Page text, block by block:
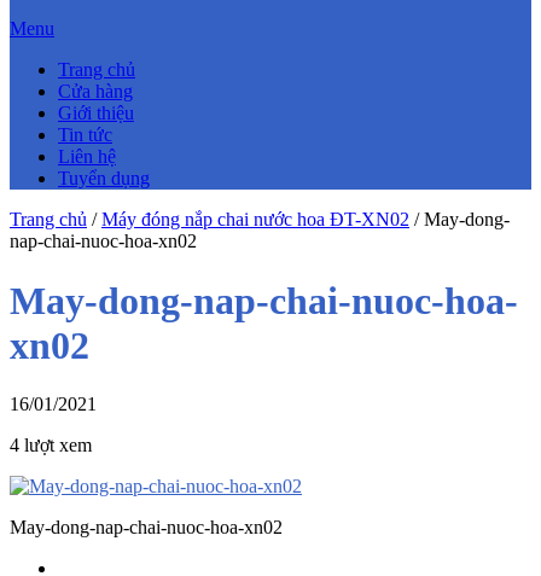
Menu
Trang chủ
Cửa hàng
Giới thiệu
Tin tức
Liên hệ
Tuyển dụng
Trang chủ /Máy đóng nắp chai nước hoa ĐT-XN02 /May-dong-
nap-chai-nuoc-hoa-xn02
May-dong-nap-chai-nuoc-hoa-
xn02
16/01/2021
4 lượt xem
May-dong-nap-chai-nuoc-hoa-xn02